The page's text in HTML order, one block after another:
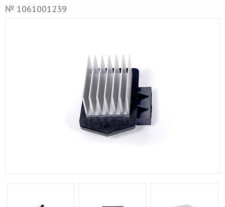
№ 1061001239